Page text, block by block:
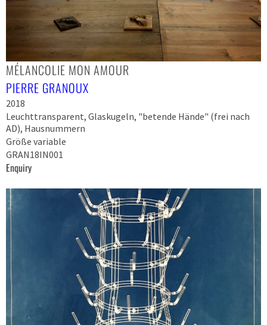
MÉLANCOLIE MON AMOUR
PIERRE GRANOUX
2018
Leuchttransparent, Glaskugeln, "betende Hände" (frei nach
AD), Hausnummern
Größe variable
GRAN18IN001
Enquiry